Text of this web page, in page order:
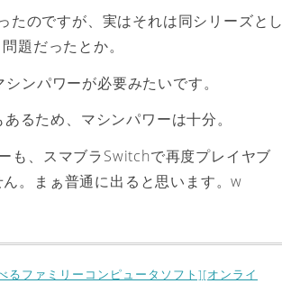
のですが、実はそれは同シリーズとし
題だったとか。
ンパワーが必要みたいです。
るため、マシンパワーは十分。
も、スマブラSwitchで再度プレイヤブ
。まぁ普通に出ると思います。w
るファミリーコンピュータソフト][オンライ